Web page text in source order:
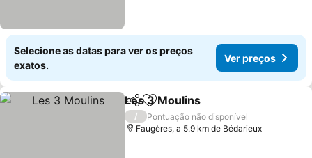
Selecione as datas para ver os preços
exatos.
Ver preços
PartilharAdicionar aos favoritos
Les 3 Moulins
/
Pontuação não disponível
Faugères, a 5.9 km de Bédarieux